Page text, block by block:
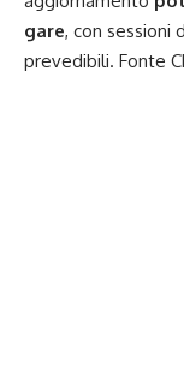
gare, con sessioni
prevedibili. Fonte